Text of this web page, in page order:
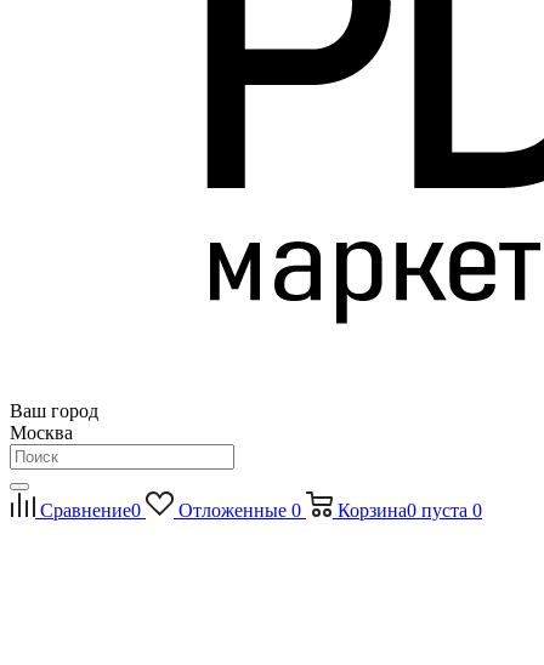
Ваш город
Москва
Сравнение0 Отложенные 0 Корзина0 пуста 0